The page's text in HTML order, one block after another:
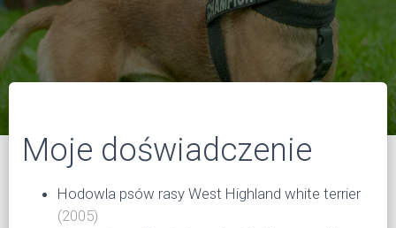
A
W
I
Moje doświadczenie
Hodowla psów rasy West Highland white terrier
(2005)